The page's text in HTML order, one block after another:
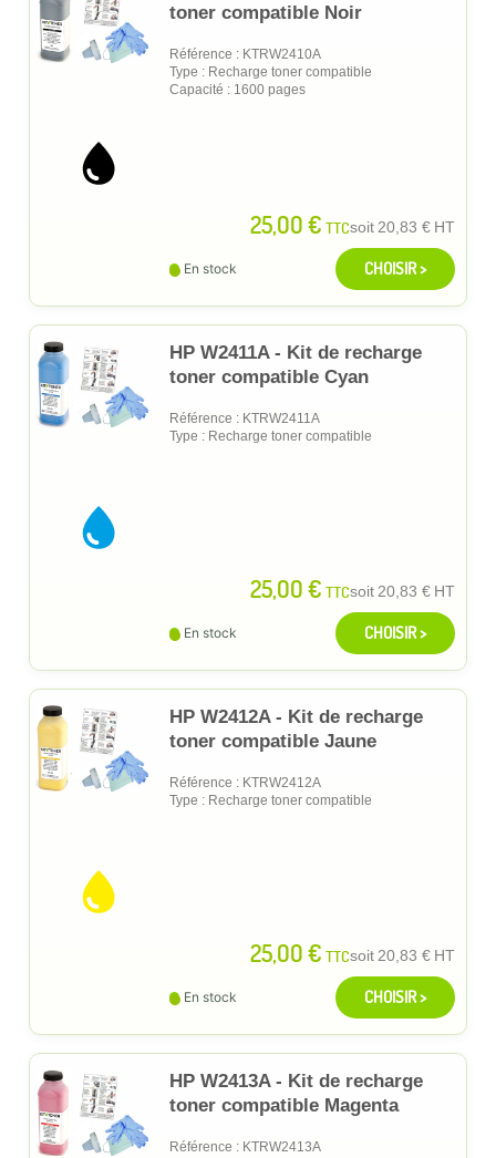
toner compatible Noir
Référence : KTRW2410A
Type : Recharge toner compatible
Capacité : 1600 pages
25,00 € TTCsoit20,83 € HT
En stock CHOISIR >
HP W2411A - Kit de recharge
toner compatible Cyan
Référence : KTRW2411A
Type : Recharge toner compatible
25,00 € TTCsoit20,83 € HT
En stock CHOISIR >
HP W2412A - Kit de recharge
toner compatible Jaune
Référence : KTRW2412A
Type : Recharge toner compatible
25,00 € TTCsoit20,83 € HT
En stock CHOISIR >
HP W2413A - Kit de recharge
toner compatible Magenta
Référence : KTRW2413A